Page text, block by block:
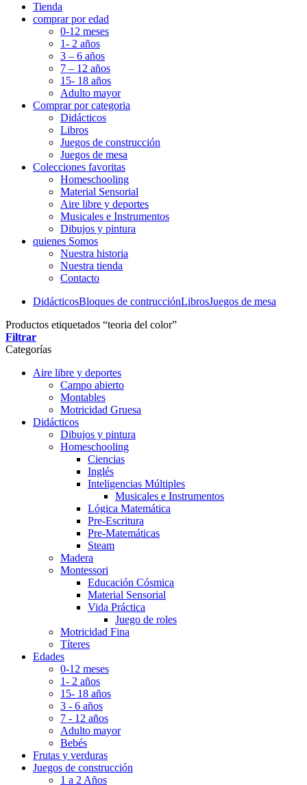
Tienda
comprar por edad
0-12 meses
1- 2 años
3 – 6 años
7 – 12 años
15- 18 años
Adulto mayor
Comprar por categoria
Didácticos
Libros
Juegos de construcción
Juegos de mesa
Colecciones favoritas
Homeschooling
Material Sensorial
Aire libre y deportes
Musicales e Instrumentos
Dibujos y pintura
quienes Somos
Nuestra historia
Nuestra tienda
Contacto
DidácticosBloques de contrucciónLibrosJuegos de mesa
Productos etiquetados “teoria del color”
Filtrar
Categorías
Aire libre y deportes
Campo abierto
Montables
Motricidad Gruesa
Didácticos
Dibujos y pintura
Homeschooling
Ciencias
Inglés
Inteligencias Múltiples
Musicales e Instrumentos
Lógica Matemática
Pre-Escritura
Pre-Matemáticas
Steam
Madera
Montessori
Educación Cósmica
Material Sensorial
Vida Práctica
Juego de roles
Motricidad Fina
Títeres
Edades
0-12 meses
1- 2 años
15- 18 años
3 - 6 años
7 - 12 años
Adulto mayor
Bebés
Frutas y verduras
Juegos de construcción
1 a 2 Años